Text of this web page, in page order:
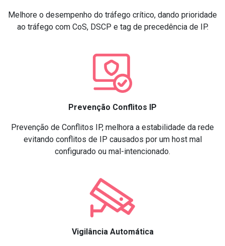
Melhore o desempenho do tráfego crítico, dando prioridade
ao tráfego com CoS, DSCP e tag de precedência de IP.
Prevenção Conflitos IP
Prevenção de Conflitos IP, melhora a estabilidade da rede
evitando conflitos de IP causados por um host mal
configurado ou mal-intencionado.
Vigilância Automática